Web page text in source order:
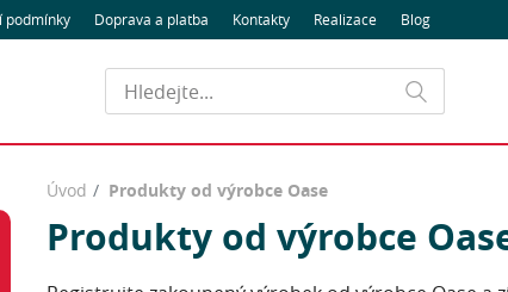
podmínky Doprava a platba Kontakty Realizace Blog
Hledat
Úvod Produkty od výrobce Oase
Produkty od výrobce